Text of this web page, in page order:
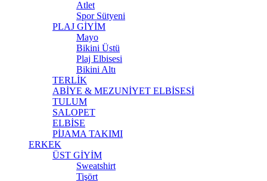
Atlet
Spor Sütyeni
PLAJ GİYİM
Mayo
Bikini Üstü
Plaj Elbisesi
Bikini Altı
TERLİK
ABİYE & MEZUNİYET ELBİSESİ
TULUM
SALOPET
ELBİSE
PİJAMA TAKIMI
ERKEK
ÜST GİYİM
Sweatshirt
Tişört